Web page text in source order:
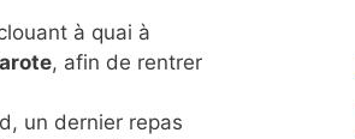
à quai à
, afin de rentrer
un dernier repas